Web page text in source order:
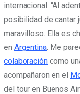
internacional. “Al
posibilidad de cantar
maravilloso. Ella es
en Argentina . Me
colaboración como
acompañaron en el
del tour en Buenos